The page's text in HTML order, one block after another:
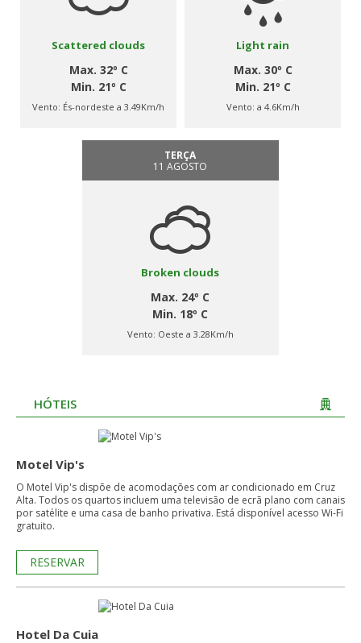
Scattered clouds
Max. 32º C
Min. 21º C
Vento: És-nordeste a 3.49Km/h
Light rain
Max. 30º C
Min. 21º C
Vento: a 4.6Km/h
TERÇA
11 AGOSTO
Broken clouds
Max. 24º C
Min. 18º C
Vento: Oeste a 3.28Km/h
HÓTEIS
Motel Vip's
O Motel Vip's dispõe de acomodações com ar condicionado em Cruz
Alta. Todos os quartos incluem uma televisão de ecrã plano com canais
por satélite e uma casa de banho privativa. Está disponível acesso Wi-Fi
gratuito.
RESERVAR
Hotel Da Cuia